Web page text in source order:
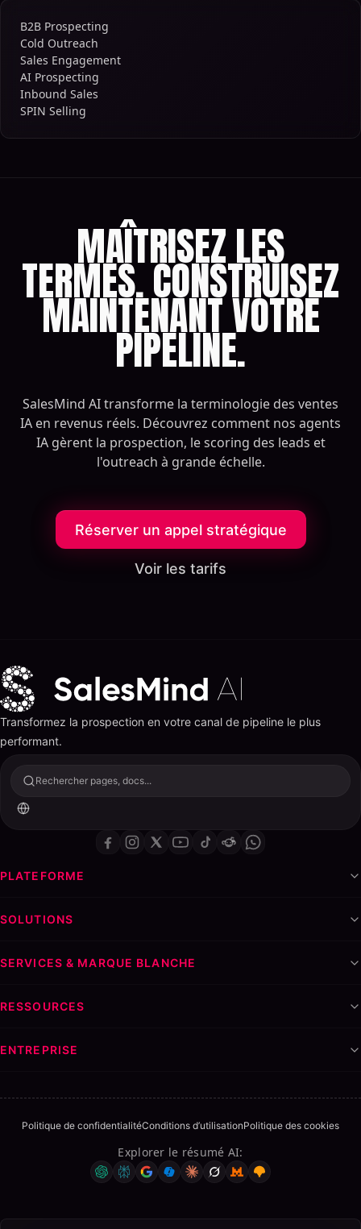
B2B Prospecting
Cold Outreach
Sales Engagement
AI Prospecting
Inbound Sales
SPIN Selling
MAÎTRISEZ LES
TERMES. CONSTRUISEZ
MAINTENANT VOTRE
PIPELINE.
SalesMind AI transforme la terminologie des ventes
IA en revenus réels. Découvrez comment nos agents
IA gèrent la prospection, le scoring des leads et
l'outreach à grande échelle.
Réserver un appel stratégique
Voir les tarifs
Transformez la prospection en votre canal de pipeline le plus
performant.
Rechercher pages, docs...
PLATEFORME
SOLUTIONS
SERVICES & MARQUE BLANCHE
RESSOURCES
ENTREPRISE
Politique de confidentialitéConditions d’utilisationPolitique des cookies
Explorer le résumé AI: